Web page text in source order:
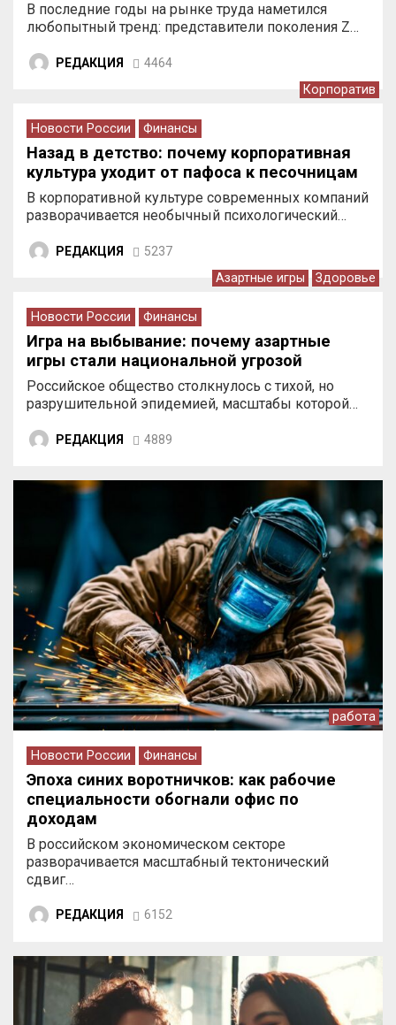
В последние годы на рынке труда наметился
любопытный тренд: представители поколения Z…
РЕДАКЦИЯ 4464
Корпоратив
Новости России Финансы
Назад в детство: почему корпоративная
культура уходит от пафоса к песочницам
В корпоративной культуре современных компаний
разворачивается необычный психологический…
РЕДАКЦИЯ 5237
Азартные игры Здоровье
Новости России Финансы
Игра на выбывание: почему азартные
игры стали национальной угрозой
Российское общество столкнулось с тихой, но
разрушительной эпидемией, масштабы которой…
РЕДАКЦИЯ 4889
работа
Новости России Финансы
Эпоха синих воротничков: как рабочие
специальности обогнали офис по
доходам
В российском экономическом секторе
разворачивается масштабный тектонический
сдвиг…
РЕДАКЦИЯ 6152